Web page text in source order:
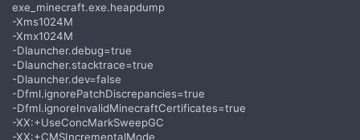
exe_minecraft.exe.heapdump
-Xms1024M
-Xmx1024M
-Dlauncher.debug=true
-Dlauncher.stacktrace=true
-Dlauncher.dev=false
-Dfml.ignorePatchDiscrepancies=true
-Dfml.ignoreInvalidMinecraftCertificates=true
-XX:+UseConcMarkSweepGC
-XX:+CMSIncrementalMode